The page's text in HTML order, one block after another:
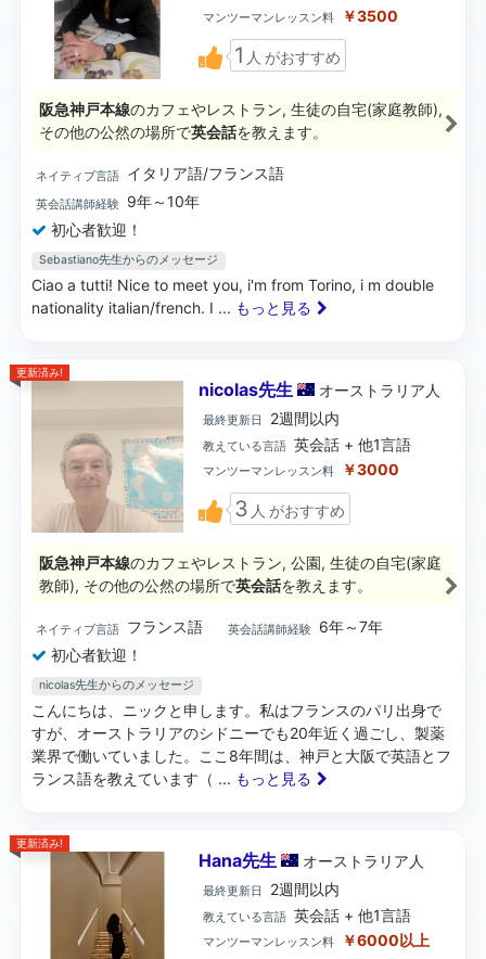
マンツーマンレッスン料 ￥3500
1 人 がおすすめ
阪急神戸本線のカフェやレストラン, 生徒の自宅(家庭教師),
その他の公然の場所で英会話を教えます。
ネイティブ言語 イタリア語/フランス語
英会話講師経験
9年～10年
初心者歓迎！
Sebastiano先生からのメッセージ
Ciao a tutti! Nice to meet you, i'm from Torino, i m double
nationality italian/french. I ... もっと見る
更新済み!
nicolas先生 オーストラリア 人
最終更新日 2週間以内
教えている言語 英会話 + 他1言語
マンツーマンレッスン料 ￥3000
3 人 がおすすめ
阪急神戸本線のカフェやレストラン, 公園, 生徒の自宅(家庭
教師), その他の公然の場所で英会話を教えます。
ネイティブ言語 フランス語 英会話講師経験
6年～7年
初心者歓迎！
nicolas先生からのメッセージ
こんにちは、ニックと申します。私はフランスのパリ出身で
すが、オーストラリアのシドニーでも20年近く過ごし、製薬
業界で働いていました。ここ8年間は、神戸と大阪で英語とフ
ランス語を教えています（ ... もっと見る
更新済み!
Hana先生 オーストラリア 人
最終更新日 2週間以内
教えている言語 英会話 + 他1言語
マンツーマンレッスン料 ￥6000以上